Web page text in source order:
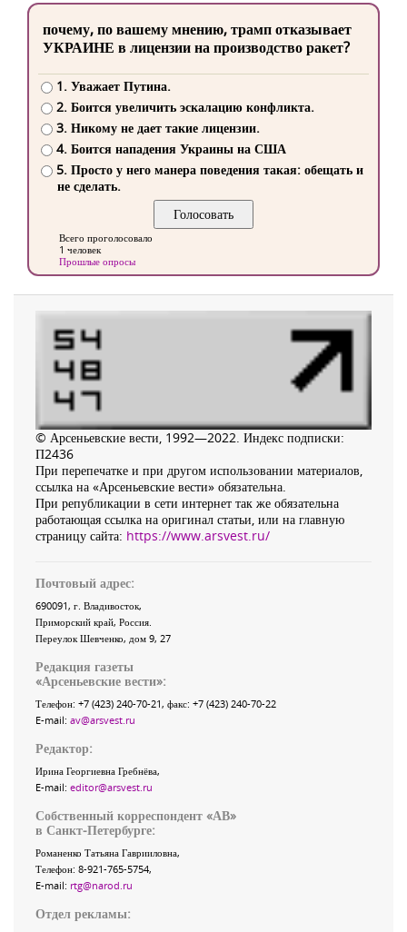
почему, по вашему мнению, трамп отказывает
УКРАИНЕ в лицензии на производство ракет?
1. Уважает Путина.
2. Боится увеличить эскалацию конфликта.
3. Никому не дает такие лицензии.
4. Боится нападения Украины на США
5. Просто у него манера поведения такая: обещать и
не сделать.
Всего проголосовало
1 человек
Прошлые опросы
© Арсеньевские вести, 1992—2022. Индекс подписки:
П2436
При перепечатке и при другом использовании материалов,
ссылка на «Арсеньевские вести» обязательна.
При републикации в сети интернет так же обязательна
работающая ссылка на оригинал статьи, или на главную
страницу сайта: https://www.arsvest.ru/
Почтовый адрес:
690091, г. Владивосток,
Приморский край, Россия
Переулок Шевченко, дом 9, 27
Редакция газеты
«Арсеньевские вести»:
Телефон: +7 (423) 240-70-21, факс: +7 (423) 240-70-22
E-mail: av@arsvest.ru
Редактор:
Ирина Георгиевна Гребнёва,
E-mail: editor@arsvest.ru
Собственный корреспондент «АВ»
в Санкт-Петербурге:
Романенко Татьяна Гаврииловна,
Телефон: 8-921-765-5754,
E-mail: rtg@narod.ru
Отдел рекламы: